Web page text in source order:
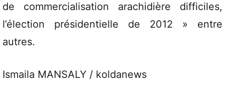
de commercialisation arachidière difficiles,
l’élection présidentielle de 2012 » entre
autres.
Ismaila MANSALY / koldanews